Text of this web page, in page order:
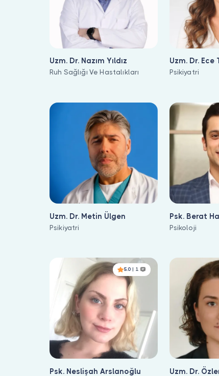
Uzm. Dr. Nazım Yıldız
Ruh Sağlığı Ve Hastalıkları
Uzm. Dr. Ece
Psikiyatri
Uzm. Dr. Metin Ülgen
Psikiyatri
Psk. Berat
Psikoloji
5.0 | 1
Psk. Neslişah Arslanoğlu Uzm. Dr.